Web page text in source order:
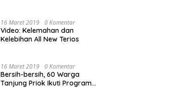
16 Maret 2019 0 Komentar
Video: Kelemahan dan
Kelebihan All New Terios
16 Maret 2019 0 Komentar
Bersih-bersih, 60 Warga
Tanjung Priok Ikuti Program